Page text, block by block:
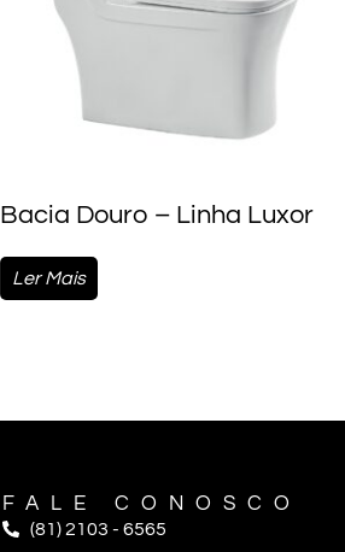
Bacia Douro – Linha Luxor
Ler Mais
FALE CONOSCO
(81) 2103 - 6565